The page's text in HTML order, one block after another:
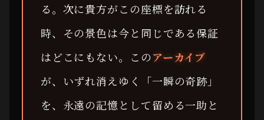
る。次に貴方がこの座標を訪れる
時、その景色は今と同じである保証
はどこにもない。このアーカイブ
が、いずれ消えゆく「一瞬の奇跡」
を、永遠の記憶として留める一助と